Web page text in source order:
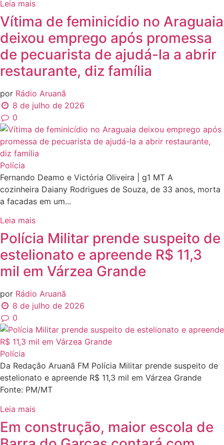
Leia mais
Vítima de feminicídio no Araguaia
deixou emprego após promessa
de pecuarista de ajudá-la a abrir
restaurante, diz família
por Rádio Aruanã
8 de julho de 2026
0
Polícia
Fernando Deamo e Victória Oliveira | g1 MT A
cozinheira Daiany Rodrigues de Souza, de 33 anos, morta
a facadas em um...
Leia mais
Polícia Militar prende suspeito de
estelionato e apreende R$ 11,3
mil em Várzea Grande
por Rádio Aruanã
8 de julho de 2026
0
Polícia
Da Redação Aruanã FM Polícia Militar prende suspeito de
estelionato e apreende R$ 11,3 mil em Várzea Grande
Fonte: PM/MT
Leia mais
Em construção, maior escola de